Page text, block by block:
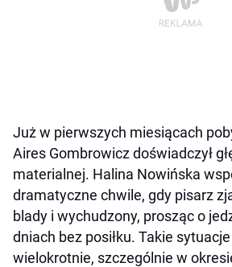
Już w pierwszych miesiącach
Aires Gombrowicz doświadczył
materialnej. Halina Nowińska
dramatyczne chwile, gdy pisarz
blady i wychudzony, prosząc o
dniach bez posiłku. Takie
wielokrotnie, szczególnie w